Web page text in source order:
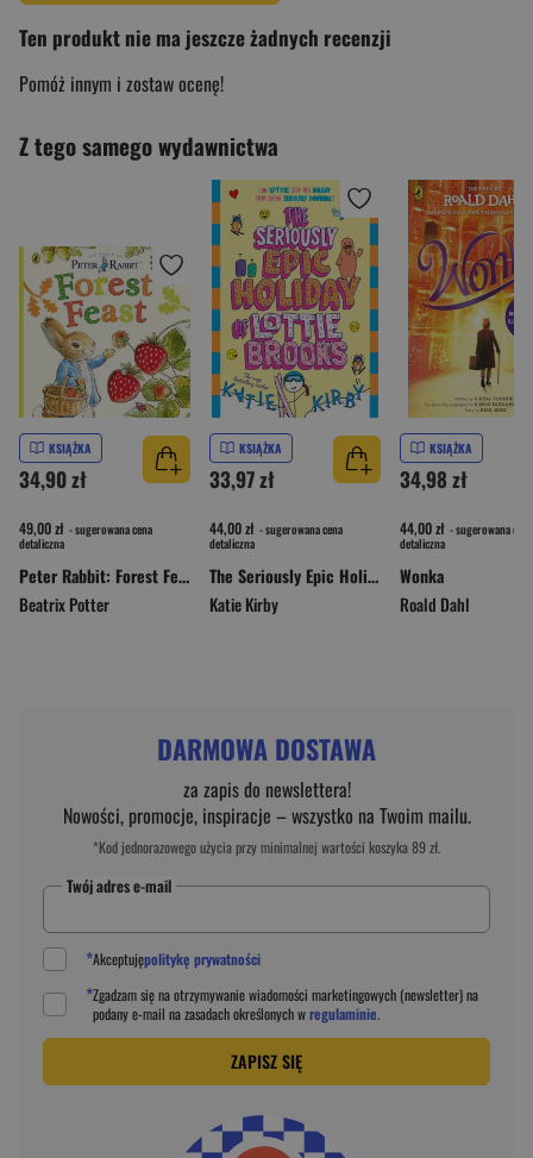
Ten produkt nie ma jeszcze żadnych recenzji
Pomóż innym i zostaw ocenę!
Z tego samego wydawnictwa
KSIĄŻKA
34,90 zł
49,00 zł - sugerowana cena
detaliczna
Peter Rabbit: Forest Feast
Beatrix Potter
KSIĄŻKA
33,97 zł
44,00 zł - sugerowana cena
detaliczna
The Seriously Epic Holiday of Lottie Brooks
Katie Kirby
KSIĄŻKA
34,98 zł
44,00 zł - sugerowana cena
detaliczna
Wonka
Roald Dahl
DARMOWA DOSTAWA
za zapis do newslettera!
Nowości, promocje, inspiracje – wszystko na Twoim mailu.
*Kod jednorazowego użycia przy minimalnej wartości koszyka 89 zł.
Twój adres e-mail
*Akceptujępolitykę prywatności
*Zgadzam się na otrzymywanie wiadomości marketingowych (newsletter) na
podanye-mail na zasadach określonych wregulaminie.
ZAPISZ SIĘ